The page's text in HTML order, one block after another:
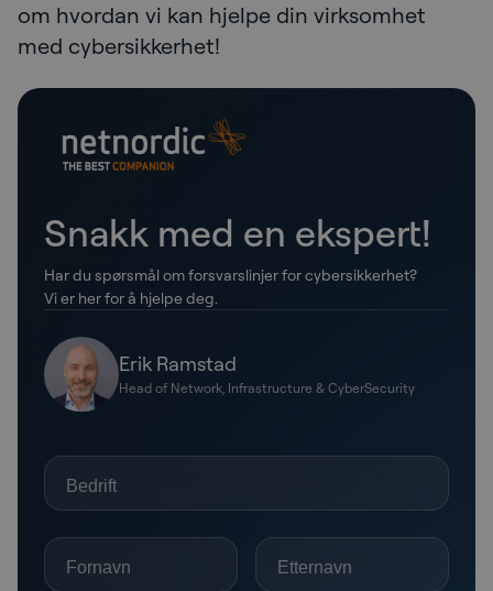
om hvordan vi kan hjelpe din virksomhet
med cybersikkerhet!
Snakk med en ekspert!
Har du spørsmål om forsvarslinjer for cybersikkerhet?
Vi er her for å hjelpe deg.
Erik Ramstad
Head of Network, Infrastructure & CyberSecurity